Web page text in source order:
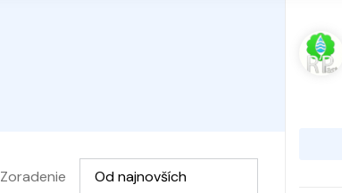
Zoradenie Vyberte možnosť
Od najnovších